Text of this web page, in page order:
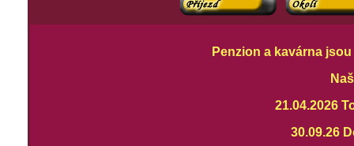
Penzion a kavárna
21.04.2026
30.09.26